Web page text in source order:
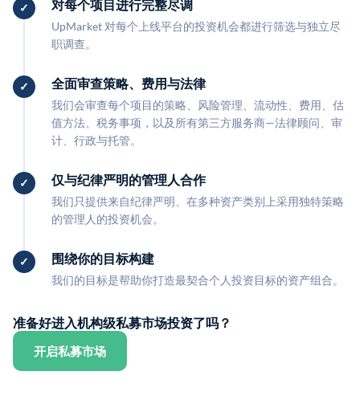
对每个项目进行完整尽调
UpMarket 对每个上线平台的投资机会都进行筛选与独立尽
职调查。
全面审查策略、费用与法律
我们会审查每个项目的策略、风险管理、流动性、费用、估
值方法、税务事项，以及所有第三方服务商—法律顾问、审
计、行政与托管。
仅与纪律严明的管理人合作
我们只提供来自纪律严明、在多种资产类别上采用独特策略
的管理人的投资机会。
围绕你的目标构建
我们的目标是帮助你打造最契合个人投资目标的资产组合。
准备好进入机构级私募市场投资了吗？
开启私募市场